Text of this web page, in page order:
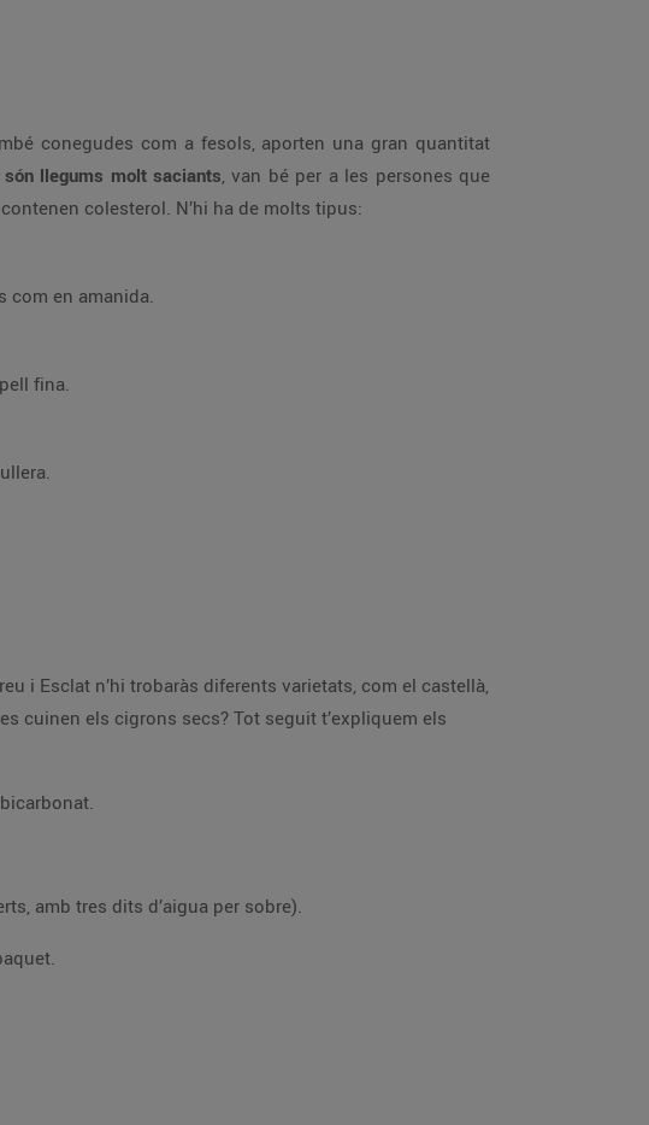
conegudes com a fesols, aporten una gran quantitat
són llegums molt saciants, van bé per a les persones que
colesterol. N’hi ha de molts tipus:
com en amanida.
fina.
i Esclat n’hi trobaràs diferents varietats, com el castellà,
cuinen els cigrons secs? Tot seguit t’expliquem els
amb tres dits d’aigua per sobre).